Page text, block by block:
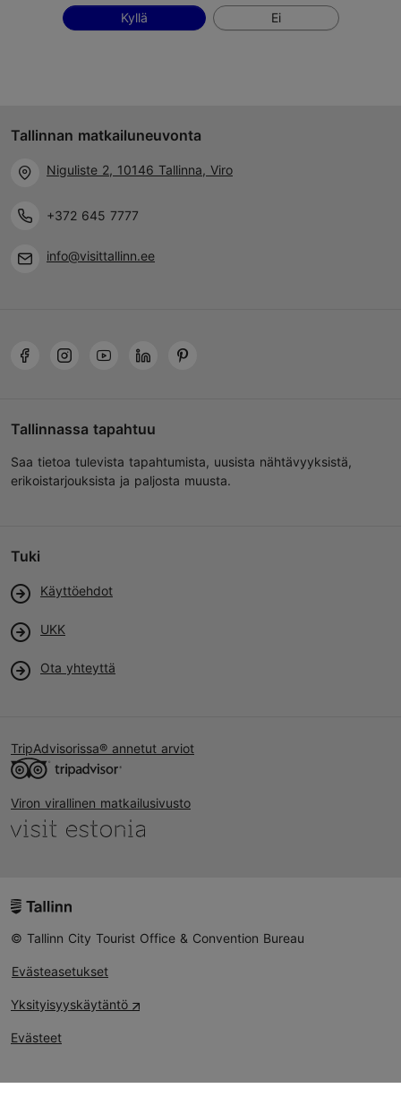
Kyllä Ei
Tallinnan matkailuneuvonta
Niguliste 2, 10146 Tallinna, Viro
+372 645 7777
info@visittallinn.ee
Tallinnassa tapahtuu
Saa tietoa tulevista tapahtumista, uusista nähtävyyksistä,
erikoistarjouksista ja paljosta muusta.
Tuki
Käyttöehdot
UKK
Ota yhteyttä
TripAdvisorissa® annetut arviot
Viron virallinen matkailusivusto
© Tallinn City Tourist Office & Convention Bureau
Evästeasetukset
Yksityisyyskäytäntö
Evästeet